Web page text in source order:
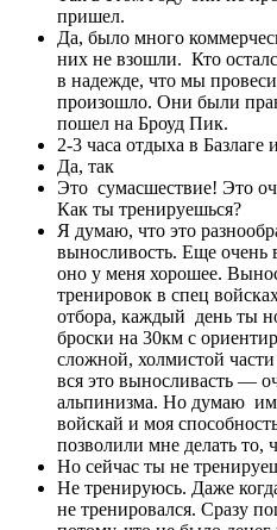
пришел.
Да, было много
них не взошли. Кто
в надежде, что мы
произошло. Они были
пошел на Броуд Пик.
2-3 часа отдыха в Базлаге
Да, так
Это сумасшествие! Это
Как ты тренируешься?
Я думаю, что это
выносливость. Еще очень
оно у меня хорошее.
тренировок в спец
отбора, каждый день ты
броски на 30км с
сложной, холмистой
вся это выносливасть —
альпинизма. Но думаю
войскай и моя
позволили мне делать то,
Но сейчас ты не
Не тренируюсь. Даже
не тренировался. Сразу